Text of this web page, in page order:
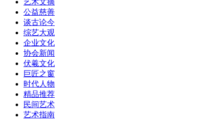
艺术文摘
公益慈善
谈古论今
综艺大观
企业文化
协会新闻
伏羲文化
巨匠之窗
时代人物
精品推荐
民间艺术
艺术指南